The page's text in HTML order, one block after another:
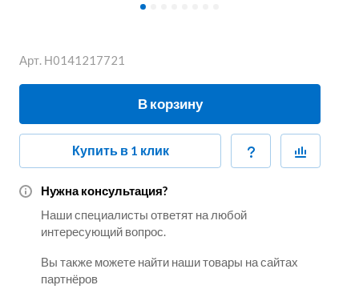
Арт. Н0141217721
В корзину
Купить в 1 клик
Нужна консультация?
Наши специалисты ответят на любой
интересующий вопрос.
Вы также можете найти наши товары на сайтах
партнёров